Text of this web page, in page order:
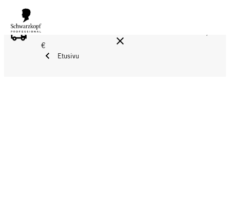
ILMAINEN TOIMITUS YLI 160 € TILAUKSIIN!
€
Etusivu